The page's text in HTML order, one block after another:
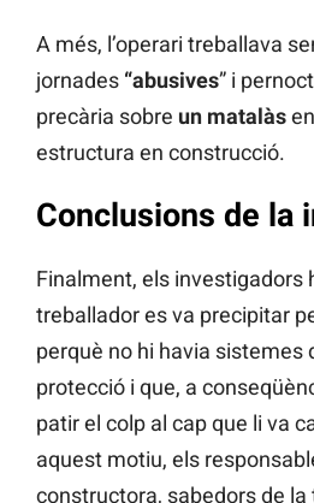
A més, l’operari treballava
jornades “abusives” i
precària sobre un matalàs
estructura en construcció.
Conclusions de la
Finalment, els investigadors
treballador es va precipitar
perquè no hi havia sistemes
protecció i que, a
patir el colp al cap que li va
aquest motiu, els
constructora, sabedors de